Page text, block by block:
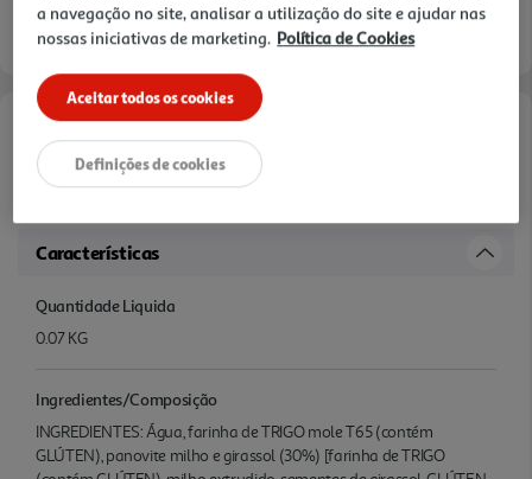
Informações de Marketing
Características
Quantidade Liquida
0.07 KG
Ingredientes/Composição
INGREDIENTES: Água, farinha de TRIGO mole T65 (contém
GLÚTEN), panovite milho e girassol (30%) [farinha de TRIGO
a navegação no site, analisar a utilização do site e ajudar nas
nossas iniciativas de marketing. Política de Cookies
Aceitar todos os cookies
Definições de cookies